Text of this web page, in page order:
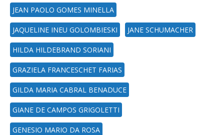
JEAN PAOLO GOMES MINELLA
JAQUELINE INEU GOLOMBIESKI JANE SCHUMACHER
HILDA HILDEBRAND SORIANI
GRAZIELA FRANCESCHET FARIAS
GILDA MARIA CABRAL BENADUCE
GIANE DE CAMPOS GRIGOLETTI
GENESIO MARIO DA ROSA